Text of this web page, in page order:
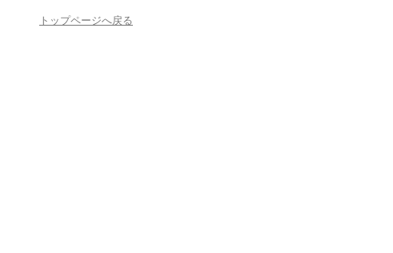
トップページへ戻る